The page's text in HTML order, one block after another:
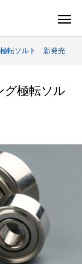
ンス用品
シマノ スピニング
極転ソルト 新発売
グ極転ソル